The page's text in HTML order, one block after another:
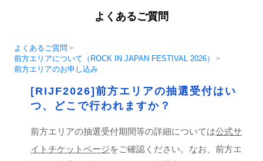
よくあるご質問
よくあるご質問 >
前方エリアについて（ROCK IN JAPAN FESTIVAL 2026） >
前方エリアのお申し込み
[RIJF2026]前方エリアの抽選受付はい
つ、どこで行われますか？
前方エリアの抽選受付期間等の詳細については公式サ
イトチケットページをご確認ください。なお、前方エ